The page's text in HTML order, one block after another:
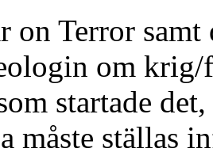
on Terror
om krig/
startade
måste ställas